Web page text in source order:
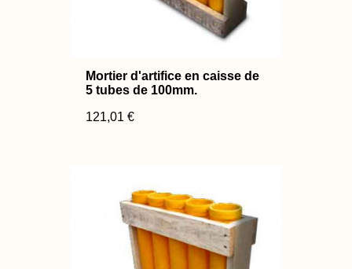
Mortier d'artifice en caisse de
5 tubes de 100mm.
121,01 €